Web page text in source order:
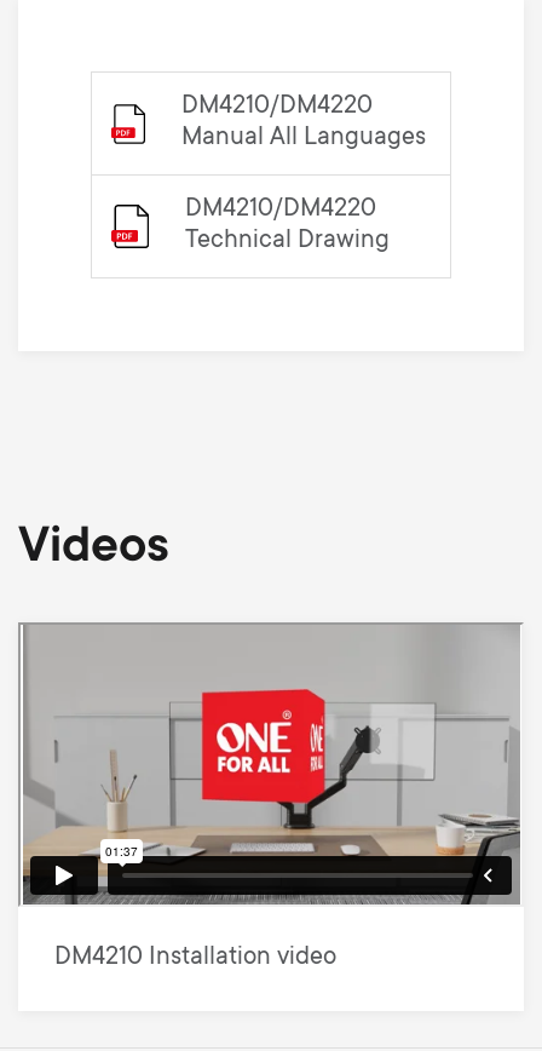
DM4210/DM4220
Manual All Languages
DM4210/DM4220
Technical Drawing
Videos
DM4210 Installation video